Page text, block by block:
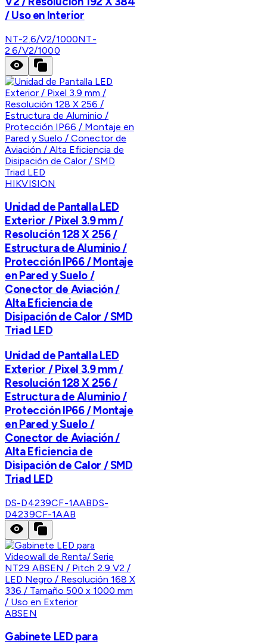
/ Uso en Interior
NT-2.6/V2/1000NT-
2.6/V2/1000
HIKVISION
Unidad de Pantalla LED
Exterior / Pixel 3.9 mm /
Resolución 128 X 256 /
Estructura de Aluminio /
Protección IP66 / Montaje
en Pared y Suelo /
Conector de Aviación /
Alta Eficiencia de
Disipación de Calor / SMD
Triad LED
Unidad de Pantalla LED
Exterior / Pixel 3.9 mm /
Resolución 128 X 256 /
Estructura de Aluminio /
Protección IP66 / Montaje
en Pared y Suelo /
Conector de Aviación /
Alta Eficiencia de
Disipación de Calor / SMD
Triad LED
DS-D4239CF-1AABDS-
D4239CF-1AAB
ABSEN
Gabinete LED para